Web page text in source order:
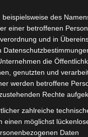
der Delida von
eine
Salt Mix und die
Reitern Jozef
Schweizerin
geschickt
und Adel
Aleksej Lufts
Rennen, denn
Dastan
des
einer betroffenen
und in
die
genutzten und
werden betroffene
Rechte
zahlreiche
möglichst
Daten